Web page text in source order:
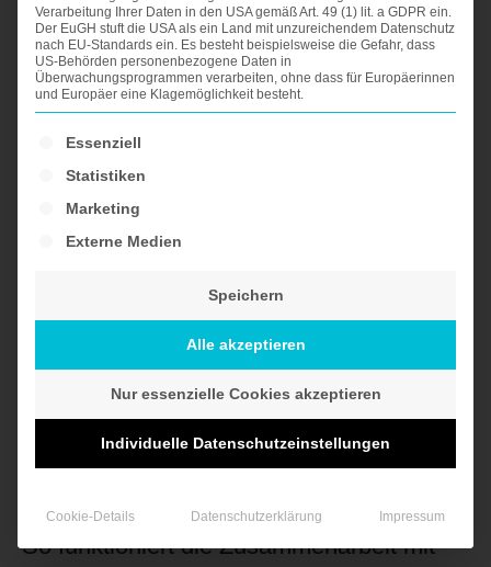
den Lebenslauf aus der objektiven Sicht
eines Recruiter bearbeiten
Ihre Zielvorstellungen umfassend in die
Darstellung Ihrer Kompetenzen einfließen
lassen
Deckblatt vermitteln
Allein durch formelle Genauigkeit erhöhen wir die
Aufmerksamkeit Ihres Lebenslaufs, da bei etwa
40% der Bewerbungen die Qualität den
Anforderungen nicht genügt*.
So funktioniert die Zusammenarbeit mit
Verarbeitung Ihrer Daten in den USA gemäß Art. 49 (1) lit. a GDPR ein.
Der EuGH stuft die USA als ein Land mit unzureichendem Datenschutz
nach EU-Standards ein. Es besteht beispielsweise die Gefahr, dass
US-Behörden personenbezogene Daten in
Überwachungsprogrammen verarbeiten, ohne dass für Europäerinnen
und Europäer eine Klagemöglichkeit besteht.
Es folgt eine Liste der Service-Gruppen, für die
Essenziell
Statistiken
Marketing
Externe Medien
Speichern
Alle akzeptieren
Nur essenzielle Cookies akzeptieren
Individuelle Datenschutzeinstellungen
Cookie-Details Datenschutzerklärung Impressum